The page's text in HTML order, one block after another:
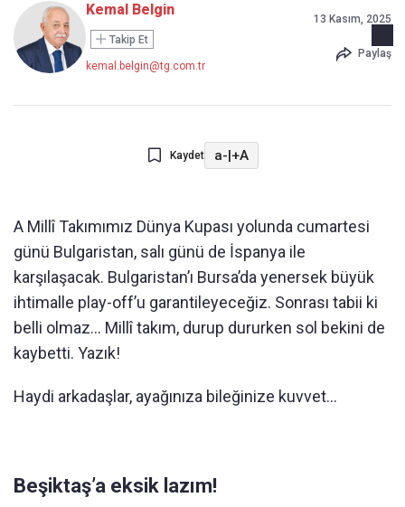
Kemal Belgin
Takip Et
kemal.belgin@tg.com.tr
13 Kasım, 2025
Paylaş
Kaydet a-|+A
A Millî Takımımız Dünya Kupası yolunda cumartesi
günü Bulgaristan, salı günü de İspanya ile
karşılaşacak. Bulgaristan’ı Bursa’da yenersek büyük
ihtimalle play-off’u garantileyeceğiz. Sonrası tabii ki
belli olmaz... Millî takım, durup dururken sol bekini de
kaybetti. Yazık!
Haydi arkadaşlar, ayağınıza bileğinize kuvvet…
Beşiktaş’a eksik lazım!